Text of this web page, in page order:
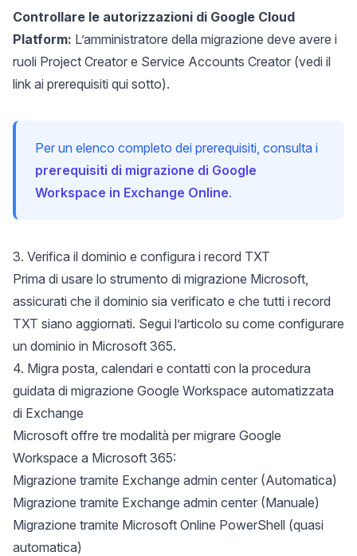
Controllare le autorizzazioni di Google Cloud
Platform: L’amministratore della migrazione deve avere i
ruoli Project Creator e Service Accounts Creator (vedi il
link ai prerequisiti qui sotto).
Per un elenco completo dei prerequisiti, consulta i
prerequisiti di migrazione di Google
Workspace in Exchange Online.
3. Verifica il dominio e configura i record TXT
Prima di usare lo strumento di migrazione Microsoft,
assicurati che il dominio sia verificato e che tutti i record
TXT siano aggiornati. Segui l’articolo su come configurare
un dominio in Microsoft 365.
4. Migra posta, calendari e contatti con la procedura
guidata di migrazione Google Workspace automatizzata
di Exchange
Microsoft offre tre modalità per migrare Google
Workspace a Microsoft 365:
Migrazione tramite Exchange admin center (Automatica)
Migrazione tramite Exchange admin center (Manuale)
Migrazione tramite Microsoft Online PowerShell (quasi
automatica)